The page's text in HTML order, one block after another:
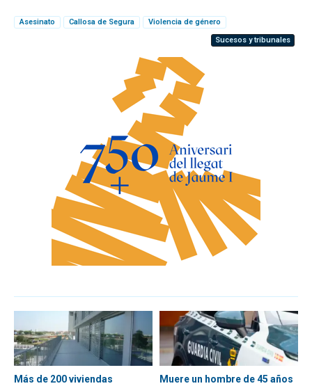
Asesinato Callosa de Segura
Violencia de género
Sucesos y tribunales
Más de 200 viviendas
Muere un hombre de 45 años